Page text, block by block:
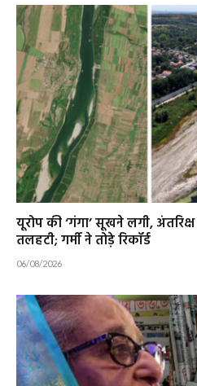
यूरोप की ‘गंगा’ सूखने लगी,
तलहटी; गर्मी ने तोड़े रिकॉर्ड
06/08/2026